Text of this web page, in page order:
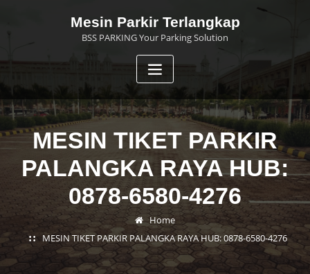
Mesin Parkir Terlangkap
BSS PARKING Your Parking Solution
MESIN TIKET PARKIR
PALANGKA RAYA HUB:
0878-6580-4276
Home
MESIN TIKET PARKIR PALANGKA RAYA HUB: 0878-6580-4276